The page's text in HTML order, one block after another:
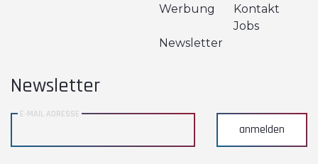
Werbung
Kontakt
Newsletter
Jobs
Newsletter
E-MAIL ADRESSE
anmelden